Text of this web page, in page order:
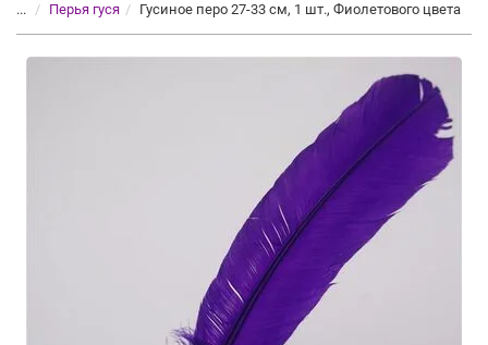
... Перья гуся Гусиное перо 27-33 см, 1 шт., Фиолетового цвета